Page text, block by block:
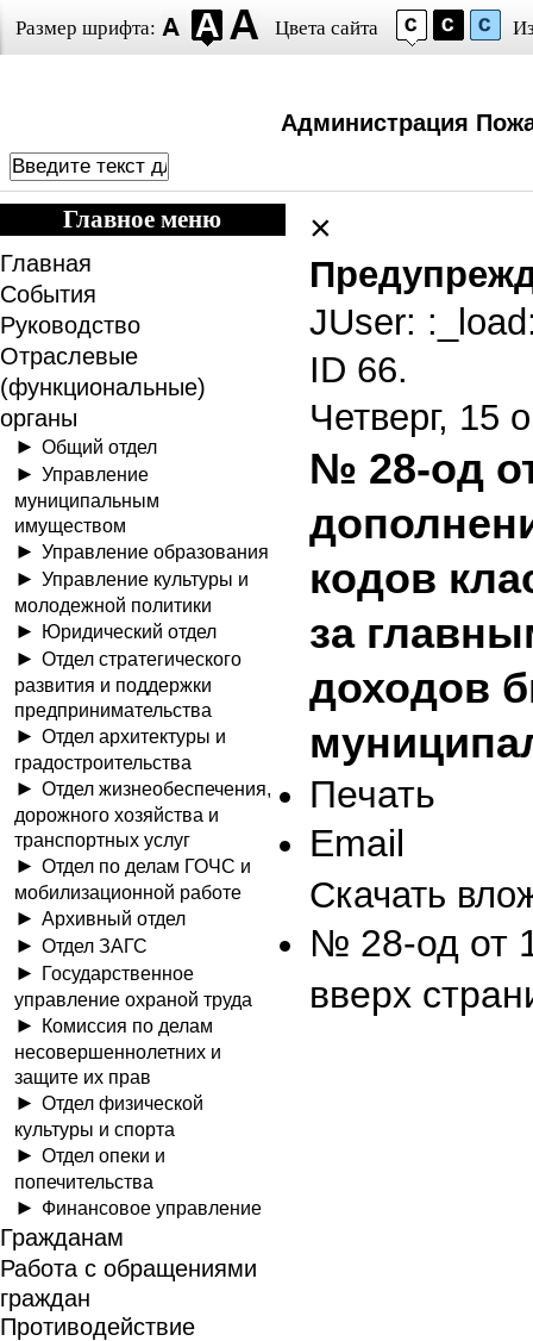
Размер шрифта: Цвета сайта
Администрация
Главное меню
Главная
События
Руководство
Отраслевые
(функциональные)
органы
Общий отдел
Управление
муниципальным
имуществом
Управление образования
Управление культуры и
молодежной политики
Юридический отдел
Отдел стратегического
развития и поддержки
предпринимательства
Отдел архитектуры и
градостроительства
Отдел жизнеобеспечения,
дорожного хозяйства и
транспортных услуг
Отдел по делам ГОЧС и
мобилизационной работе
Архивный отдел
Отдел ЗАГС
Государственное
управление охраной труда
Комиссия по делам
несовершеннолетних и
защите их прав
Отдел физической
культуры и спорта
Отдел опеки и
попечительства
Финансовое управление
Гражданам
Работа с обращениями
граждан
Противодействие
×
JUser:
ID 66.
Четверг, 15
№ 28-од
кодов
за
доходов
Печать
Email
Скачать
№ 28-од от
вверх